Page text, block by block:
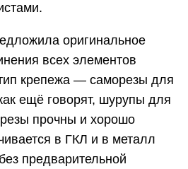
оригинальное
всех элементов
крепежа — саморезы для
ещё говорят, шурупы для
прочны и хорошо
в ГКЛ и в металл
предварительной